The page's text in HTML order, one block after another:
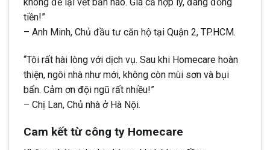
không để lại vết bẩn nào. Giá cả hợp lý, đáng đồng
tiền!”
– Anh Minh, Chủ đầu tư căn hộ tại Quận 2, TP.HCM.
“Tôi rất hài lòng với dịch vụ. Sau khi Homecare hoàn
thiện, ngôi nhà như mới, không còn mùi sơn và bụi
bẩn. Cảm ơn đội ngũ rất nhiều!”
– Chị Lan, Chủ nhà ở Hà Nội.
Cam kết từ công ty Homecare